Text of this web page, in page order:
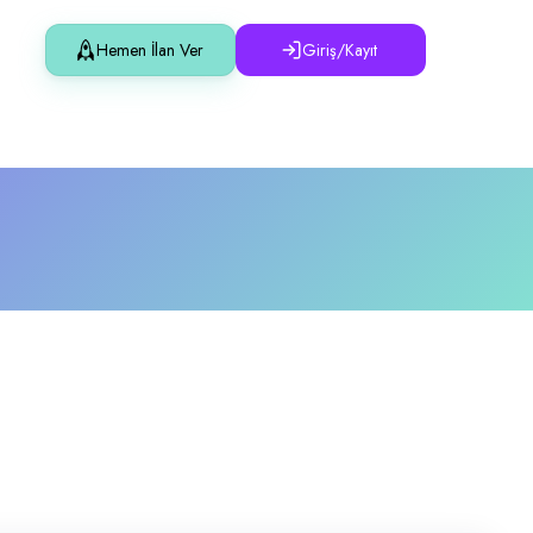
Hemen İlan Ver Giriş/Kayıt